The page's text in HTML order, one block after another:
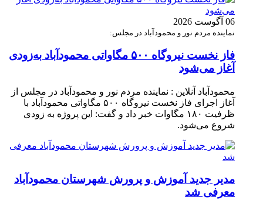
06 آگوست 2026
نماینده مردم نور و محمودآباد در مجلس:
فاز نخست نیروگاه ۵۰۰ مگاواتی محمودآباد به‌زودی
آغاز می‌شود
محمودآباد آنلاین : نماینده مردم نور و محمودآباد در مجلس از
آغاز اجرای فاز نخست نیروگاه ۵۰۰ مگاواتی محمودآباد با
ظرفیت ۱۸۰ مگاوات خبر داد و گفت: این پروژه به زودی
شروع می‌شود.
مدیر جدید آموزش و پرورش شهرستان محمودآباد
معرفی شد